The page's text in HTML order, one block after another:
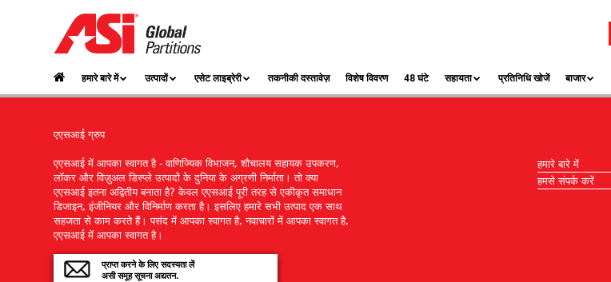
हमारे बारे में उत्पादों एसेट लाइब्रेरी तकनीकी दस्तावेज़ विशेष विवरण 48 घंटे सहायता प्रतिनिधि खोजें बाजार
एएसआई ग्रुप
एएसआई में आपका स्वागत है - वाणिज्यिक विभाजन, शौचालय सहायक उपकरण,
लॉकर और विज़ुअल डिस्प्ले उत्पादों के दुनिया के अग्रणी निर्माता। तो क्या
एएसआई इतना अद्वितीय बनाता है? केवल एएसआई पूरी तरह से एकीकृत समाधान
डिजाइन, इंजीनियर और विनिर्माण करता है। इसलिए हमारे सभी उत्पाद एक साथ
सहजता से काम करते हैं। पसंद में आपका स्वागत है, नवाचारों में आपका स्वागत है,
एएसआई में आपका स्वागत है।
प्राप्त करने के लिए सदस्यता लें
असी समूह सूचना अद्यतन.
हमारे बारे में
हमसे संपर्क करें